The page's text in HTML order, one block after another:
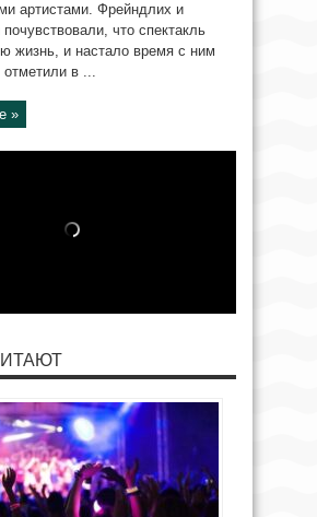
артистами. Фрейндлих и
что спектакль
жизнь, и настало время с ним
в ...
»